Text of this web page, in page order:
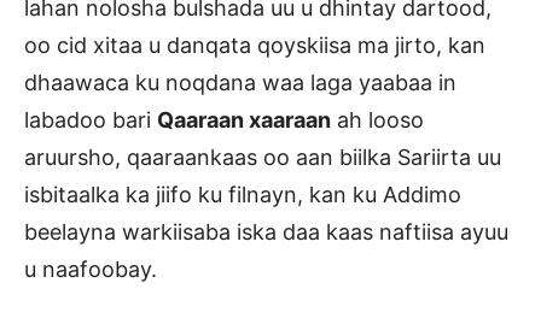
lahan nolosha bulshada uu u dhintay dartood,
oo cid xitaa u danqata qoyskiisa ma jirto, kan
dhaawaca ku noqdana waa laga yaabaa in
labadoo bari Qaaraan xaaraan ah looso
aruursho, qaaraankaas oo aan biilka Sariirta uu
isbitaalka ka jiifo ku filnayn, kan ku Addimo
beelayna warkiisaba iska daa kaas naftiisa ayuu
u naafoobay.